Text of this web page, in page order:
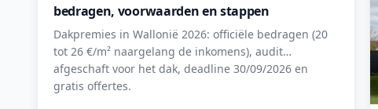
bedragen, voorwaarden en stappen
Dakpremies in Wallonië 2026: officiële bedragen (20
tot 26 €/m² naargelang de inkomens), audit
afgeschaft voor het dak, deadline 30/09/2026 en
gratis offertes.